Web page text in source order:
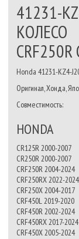
41231-
КОЛЕСО
CRF250R
Honda 41231-KZ4-
Оригинал, Хонда,
Совместимость:
HONDA
CR125R 2000-2007
CR250R 2000-2007
CRF250R 2004-2024
CRF250RX 2022-2024
CRF250X 2004-2017
CRF450L 2019-2020
CRF450R 2002-2024
CRF450RX 2017-2024
CRF450X 2005-2024